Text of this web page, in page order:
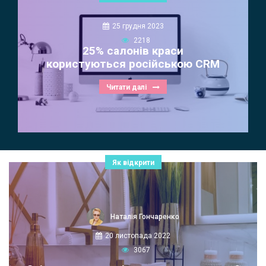
25 грудня 2023
2218
25% салонів краси
користуються російською CRM
Читати далі
Як відкрити
Наталія Гончаренко
20 листопада 2022
3067